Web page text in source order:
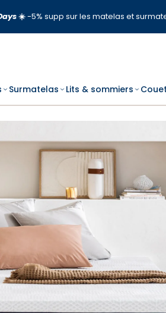
☀️-5% supp sur les matelas et
Surmatelas Lits & sommiers